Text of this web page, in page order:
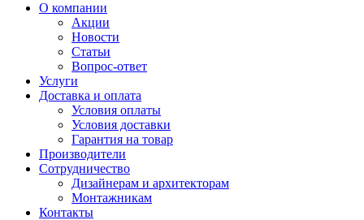
О компании
Акции
Новости
Статьи
Вопрос-ответ
Услуги
Доставка и оплата
Условия оплаты
Условия доставки
Гарантия на товар
Производители
Сотрудничество
Дизайнерам и архитекторам
Монтажникам
Контакты